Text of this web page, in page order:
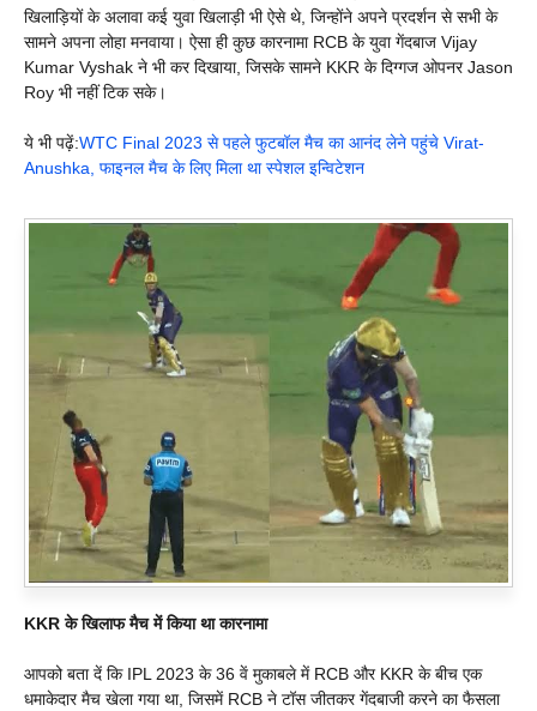
खिलाड़ियों के अलावा कई युवा खिलाड़ी भी ऐसे थे, जिन्होंने अपने प्रदर्शन से सभी के
सामने अपना लोहा मनवाया। ऐसा ही कुछ कारनामा RCB के युवा गेंदबाज Vijay
Kumar Vyshak ने भी कर दिखाया, जिसके सामने KKR के दिग्गज ओपनर Jason
Roy भी नहीं टिक सके।
ये भी पढ़ें:WTC Final 2023 से पहले फुटबॉल मैच का आनंद लेने पहुंचे Virat-
Anushka, फाइनल मैच के लिए मिला था स्पेशल इन्विटेशन
KKR के खिलाफ मैच में किया था कारनामा
आपको बता दें कि IPL 2023 के 36 वें मुकाबले में RCB और KKR के बीच एक
धमाकेदार मैच खेला गया था, जिसमें RCB ने टॉस जीतकर गेंदबाजी करने का फैसला